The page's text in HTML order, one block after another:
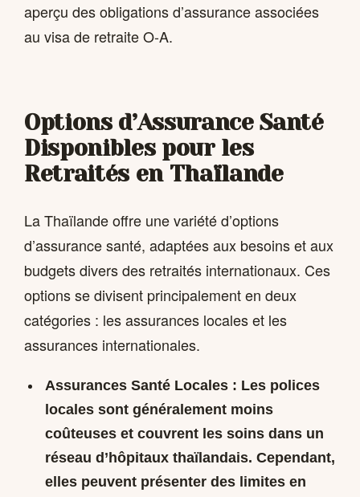
aperçu des obligations d’assurance associées
au visa de retraite O-A.
Options d’Assurance Santé
Disponibles pour les
Retraités en Thaïlande
La Thaïlande offre une variété d’options
d’assurance santé, adaptées aux besoins et aux
budgets divers des retraités internationaux. Ces
options se divisent principalement en deux
catégories : les assurances locales et les
assurances internationales.
Assurances Santé Locales : Les polices
locales sont généralement moins
coûteuses et couvrent les soins dans un
réseau d’hôpitaux thaïlandais. Cependant,
elles peuvent présenter des limites en